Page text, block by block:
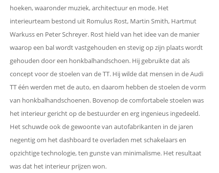
hoeken, waaronder muziek, architectuur en mode. Het
interieurteam bestond uit Romulus Rost, Martin Smith, Hartmut
Warkuss en Peter Schreyer. Rost hield van het idee van de manier
waarop een bal wordt vastgehouden en stevig op zijn plaats wordt
gehouden door een honkbalhandschoen. Hij gebruikte dat als
concept voor de stoelen van de TT. Hij wilde dat mensen in de Audi
TT één werden met de auto, en daarom hebben de stoelen de vorm
van honkbalhandschoenen. Bovenop de comfortabele stoelen was
het interieur gericht op de bestuurder en erg ingenieus ingedeeld.
Het schuwde ook de gewoonte van autofabrikanten in de jaren
negentig om het dashboard te overladen met schakelaars en
opzichtige technologie, ten gunste van minimalisme. Het resultaat
was dat het interieur prijzen won.